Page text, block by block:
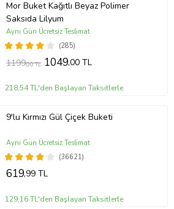
Mor Buket Kağıtlı Beyaz Polimer
Saksıda Lilyum
(285)
Aynı Gün Ücretsiz Teslimat
1199,00 TL 1049,00 TL
218,54 TL'den Başlayan Taksitlerle
9'lu Kırmızı Gül Çiçek Buketi
(36621)
Aynı Gün Ücretsiz Teslimat
619,99 TL
129,16 TL'den Başlayan Taksitlerle